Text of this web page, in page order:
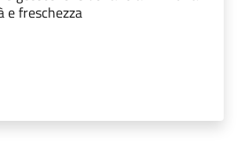
e freschezza